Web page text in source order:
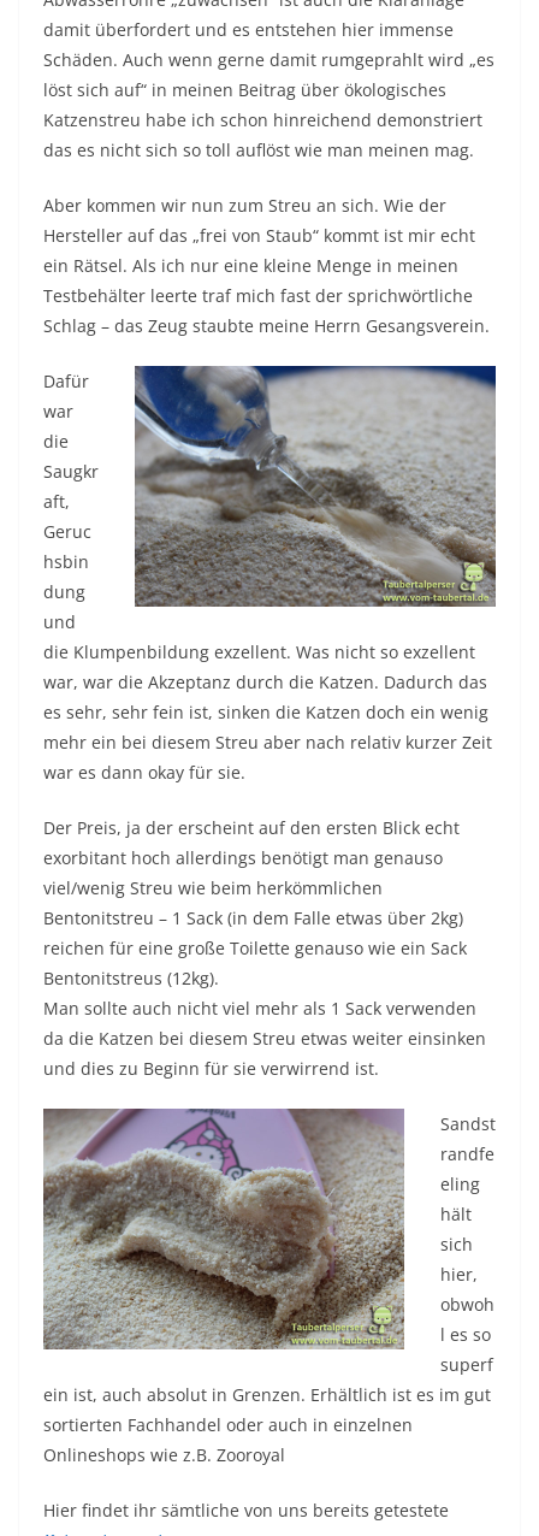
damit überfordert und es entstehen hier immense
Schäden. Auch wenn gerne damit rumgeprahlt wird „es
löst sich auf“ in meinen Beitrag über ökologisches
Katzenstreu habe ich schon hinreichend demonstriert
das es nicht sich so toll auflöst wie man meinen mag.
Aber kommen wir nun zum Streu an sich. Wie der
Hersteller auf das „frei von Staub“ kommt ist mir echt
ein Rätsel. Als ich nur eine kleine Menge in meinen
Testbehälter leerte traf mich fast der sprichwörtliche
Schlag – das Zeug staubte meine Herrn Gesangsverein.
Dafür
war
die
Saugkr
aft,
Geruc
hsbin
dung
und
die Klumpenbildung exzellent. Was nicht so exzellent
war, war die Akzeptanz durch die Katzen. Dadurch das
es sehr, sehr fein ist, sinken die Katzen doch ein wenig
mehr ein bei diesem Streu aber nach relativ kurzer Zeit
war es dann okay für sie.
Der Preis, ja der erscheint auf den ersten Blick echt
exorbitant hoch allerdings benötigt man genauso
viel/wenig Streu wie beim herkömmlichen
Bentonitstreu – 1 Sack (in dem Falle etwas über 2kg)
reichen für eine große Toilette genauso wie ein Sack
Bentonitstreus (12kg).
Man sollte auch nicht viel mehr als 1 Sack verwenden
da die Katzen bei diesem Streu etwas weiter einsinken
und dies zu Beginn für sie verwirrend ist.
Sandst
randfe
eling
hält
sich
hier,
obwoh
l es so
superf
ein ist, auch absolut in Grenzen. Erhältlich ist es im gut
sortierten Fachhandel oder auch in einzelnen
Onlineshops wie z.B. Zooroyal
Hier findet ihr sämtliche von uns bereits getestete